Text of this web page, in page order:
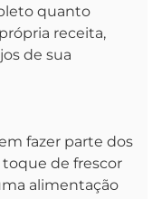
quanto
receita,
de sua
fazer parte dos
de frescor
alimentação